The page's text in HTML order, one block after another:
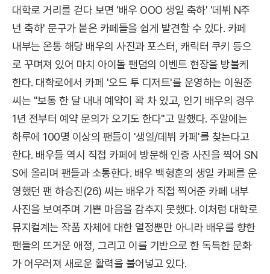
대학로 거리를 걷다 보면 '배우 OOO 생일 축하' '데뷔 N주
년 축하' 문구가 붙은 카페들을 쉽게 발견할 수 있다. 카페
내부는 온통 해당 배우의 사진과 포스터, 캐릭터 쿠키 등으
로 꾸며져 있어 마치 아이돌 팬덤의 이벤트 현장을 방불케
한다. 대학로에서 카페 '오드 투 디저트'를 운영하는 이원준
씨는 "보통 한 달 내내 예약이 꽉 차 있고, 인기 배우의 경우
1년 전부터 예약 문의가 오기도 한다"고 말했다. 주말에는
하루에 100명 이상의 팬들이 '생일/데뷔 카페'를 찾는다고
한다. 배우들 역시 직접 카페에 방문해 인증 사진을 찍어 SN
S에 올리며 팬들과 소통한다. 배우 백형훈의 생일 카페를 운
영했던 팬 하승진(26) 씨는 배우가 직접 찍어준 카페 내부
사진을 보여주며 기쁜 마음을 감추지 못했다. 이처럼 대학로
뮤지컬계는 작품 자체에 대한 열정뿐만 아니라 배우를 향한
팬들의 뜨거운 애정, 그리고 이를 기반으로 한 독특한 문화
가 어우러져 새로운 활력을 불어넣고 있다.